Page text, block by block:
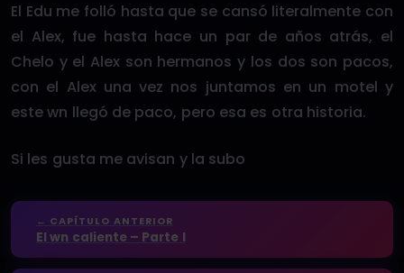
El Edu me folló hasta que se cansó literalmente con
el Alex, fue hasta hace un par de años atrás, el
Chelo y el Alex son hermanos y los dos son pacos,
con el Alex una vez nos juntamos en un motel y
este wn llegó de paco, pero esa es otra historia.
Si les gusta me avisan y la subo
← CAPÍTULO ANTERIOR
El wn caliente – Parte I